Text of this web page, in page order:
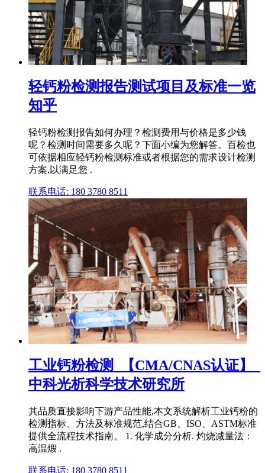
轻钙粉检测报告测试项目及标准一览
知乎
轻钙粉检测报告如何办理？检测费用与价格是多少钱
呢？检测时间需要多久呢？下面小编为您解答。百检也
可依据相应轻钙粉检测标准或者根据您的需求设计检测
方案,以满足您 .
联系电话: 180 3780 8511
工业钙粉检测_【CMA/CNAS认证】_
中科光析科学技术研究所
其品质直接影响下游产品性能,本文系统解析工业钙粉的
检测指标、方法及标准规范,结合GB、ISO、ASTM标准
提供全流程技术指南。 1. 化学成分分析. 灼烧减量法：
高温煅 .
联系电话: 180 3780 8511